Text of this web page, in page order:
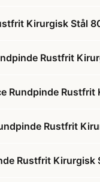
Kirurgisk Stål
Rustfrit
Rundpinde
Rustfrit
Rustfrit Kirurgisk